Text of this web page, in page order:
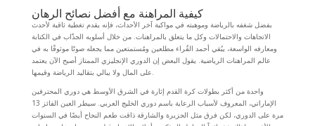
كيفية المراهنة مع أفضل نصائح الرهان
بفضل شغفه بالرياضة وموهبته في مواكبة آخر الأحداث، فإنه يقدم تغطية ثاقبة لأحدث
الاتجاهات والاحتمالات وكل ما يتعلق بالمراهنات. من خلال أسلوبه الجذّاب في الكتابة
ومعارفه الواسعة، يبُقي أحمد القُراء مطلعين ومُستمتعين مما يجعله صوتًا موثوقًا به في
عالم المراهنات الرياضية. يقول البعض إن الدوري الإنجليزي الممتاز أصبح الآن يعتمد
على المال ولا يبالي بتقاليد الرياضة وقيمها.
واحدة من أكثر بطولات كرة القدم إثارة في الشرق الأوسط هي دوري المحترفين
الإماراتي، المعروف لأسباب الرعاية باسم دوري الخليج العربي. سيطر العين الفائز 13
مرة على الدوري، لكن فرق مثل الجزيرة والشارقة ذاقت طعم النجاح أيضًا في السنوات